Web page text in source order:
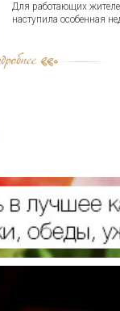
Для работающих
наступила особенная